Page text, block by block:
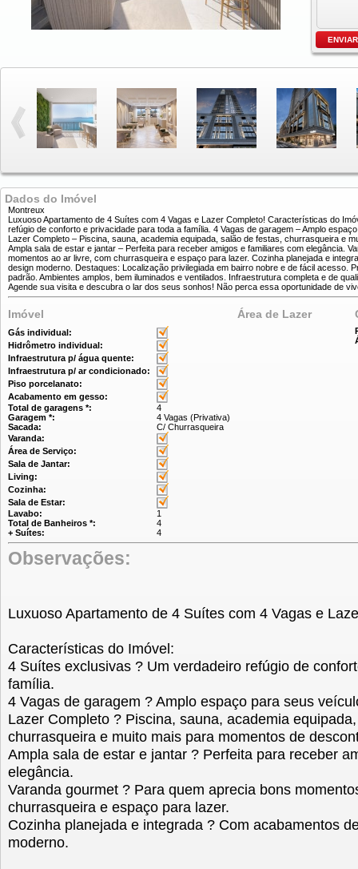
Dados do Imóvel
Montreux
Luxuoso Apartamento de 4 Suítes com 4 Vagas e Lazer Completo! Características do
refúgio de conforto e privacidade para toda a família. 4 Vagas de garagem – Amplo
Lazer Completo – Piscina, sauna, academia equipada, salão de festas, churrasqueira e
Ampla sala de estar e jantar – Perfeita para receber amigos e familiares com elegância.
momentos ao ar livre, com churrasqueira e espaço para lazer. Cozinha planejada e
design moderno. Destaques: Localização privilegiada em bairro nobre e de fácil acesso.
padrão. Ambientes amplos, bem iluminados e ventilados. Infraestrutura completa e de
Agende sua visita e descubra o lar dos seus sonhos! Não perca essa oportunidade de
Imóvel Área de Lazer
Gás individual:
Hidrômetro individual:
Infraestrutura p/ água quente:
Infraestrutura p/ ar condicionado:
Piso porcelanato:
Acabamento em gesso:
Total de garagens *:
4
Garagem *:
4 Vagas (Privativa)
Sacada:
C/ Churrasqueira
Varanda:
Área de Serviço:
Sala de Jantar:
Living:
Cozinha:
Sala de Estar:
Lavabo:
1
Total de Banheiros *:
4
+ Suítes:
4
Observações:
Luxuoso Apartamento de 4 Suítes com 4 Vagas e
Características do Imóvel:
4 Suítes exclusivas ? Um verdadeiro refúgio de
família.
4 Vagas de garagem ? Amplo espaço para seus
Lazer Completo ? Piscina, sauna, academia
churrasqueira e muito mais para momentos de
Ampla sala de estar e jantar ? Perfeita para receber
elegância.
Varanda gourmet ? Para quem aprecia bons
churrasqueira e espaço para lazer.
Cozinha planejada e integrada ? Com acabamentos
moderno.